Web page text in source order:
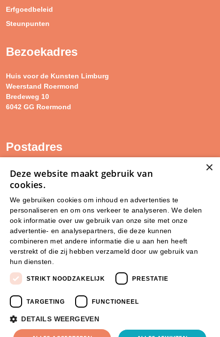
Erfgoedbeleid
Steunpunten
Bezoekadres
Huis voor de Kunsten Limburg
Weerstand Roermond
Bredeweg 10
6042 GG Roermond
Postadres
SAM Limburg
Postbus 203
steunpunt@sam-limburg.nl
0475-399281
© 2026 SamLimburg |
×
Deze website maakt gebruik van
cookies.
We gebruiken cookies om inhoud en advertenties te
personaliseren en om ons verkeer te analyseren. We delen
ook informatie over uw gebruik van onze site met onze
advertentie- en analysepartners, die deze kunnen
combineren met andere informatie die u aan hen heeft
verstrekt of die zij hebben verzameld door uw gebruik van
hun diensten.
STRIKT NOODZAKELIJK PRESTATIE
TARGETING FUNCTIONEEL
DETAILS WEERGEVEN